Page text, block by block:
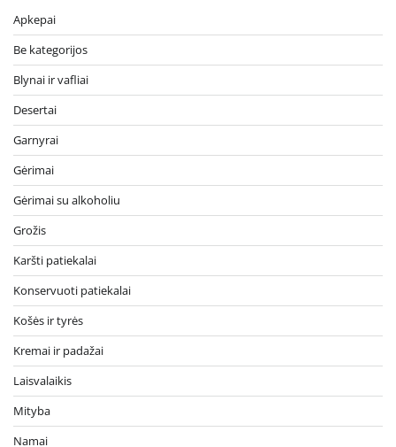
Apkepai
Be kategorijos
Blynai ir vafliai
Desertai
Garnyrai
Gėrimai
Gėrimai su alkoholiu
Grožis
Karšti patiekalai
Konservuoti patiekalai
Košės ir tyrės
Kremai ir padažai
Laisvalaikis
Mityba
Namai